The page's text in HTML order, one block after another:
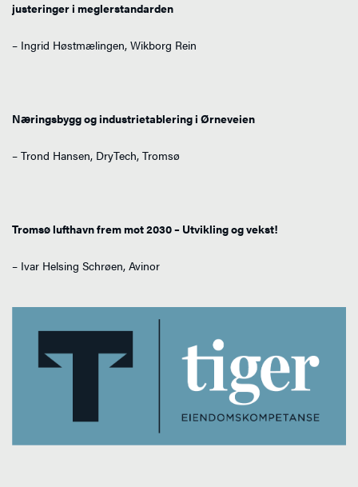
justeringer i meglerstandarden
– Ingrid Høstmælingen, Wikborg Rein
Næringsbygg og industrietablering i Ørneveien
– Trond Hansen, DryTech, Tromsø
Tromsø lufthavn frem mot 2030 – Utvikling og vekst!
– Ivar Helsing Schrøen, Avinor